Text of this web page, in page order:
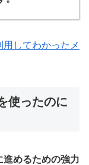
してわかったメ
使ったのに
めるための強力